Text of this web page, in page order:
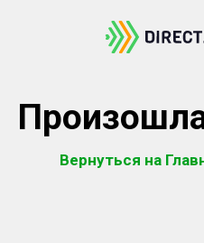
Вернуться на